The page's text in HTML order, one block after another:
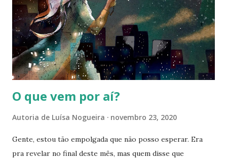
O que vem por aí?
Autoria de Luísa Nogueira novembro 23, 2020
Gente, estou tão empolgada que não posso esperar. Era
pra revelar no final deste mês, mas quem disse que